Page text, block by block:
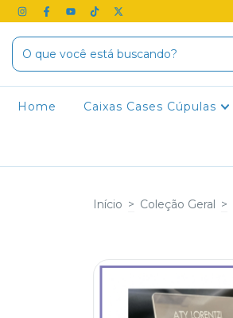
Home Caixas Cases Cúpulas
Início > Coleção Geral >